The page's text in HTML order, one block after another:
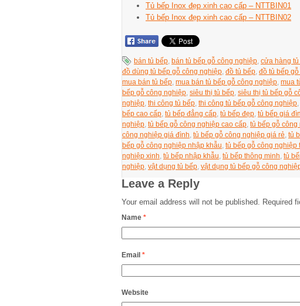
Tủ bếp Inox đẹp xinh cao cấp – NTTBIN01
Tủ bếp Inox đẹp xinh cao cấp – NTTBIN02
bán tủ bếp, bán tủ bếp gỗ công nghiệp, cửa hàng
đồ dùng tủ bếp gỗ công nghiệp, đồ tủ bếp, đồ tủ bếp
mua bán tủ bếp, mua bán tủ bếp gỗ công nghiệp, mua
bếp gỗ công nghiệp, siêu thị tủ bếp, siêu thị tủ bếp gỗ
nghiệp, thi công tủ bếp, thi công tủ bếp gỗ công nghiệp,
bếp cao cấp, tủ bếp đẳng cấp, tủ bếp đẹp, tủ bếp giá
nghiệp, tủ bếp gỗ công nghiệp cao cấp, tủ bếp gỗ
công nghiệp giá đình, tủ bếp gỗ công nghiệp giá rẻ, tủ
bếp gỗ công nghiệp nhập khẫu, tủ bếp gỗ công nghiệp
nghiệp xinh, tủ bếp nhập khẫu, tủ bếp thông minh, tủ
nghiệp, vật dụng tủ bếp, vật dụng tủ bếp gỗ công
Leave a Reply
Your email address will not be published. Required
Name *
Email *
Website